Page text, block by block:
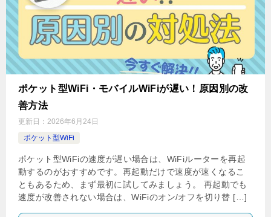
ポケット型WiFi・モバイルWiFiが遅い！原因別の改
善方法
更新日： 2026年6月24日
ポケット型WiFi
ポケット型WiFiの速度が遅い場合は、WiFiルーターを再起
動するのがおすすめです。再起動だけで速度が速くなるこ
ともあるため、まず最初に試してみましょう。 再起動でも
速度が改善されない場合は、WiFiのオン/オフを切り替 […]